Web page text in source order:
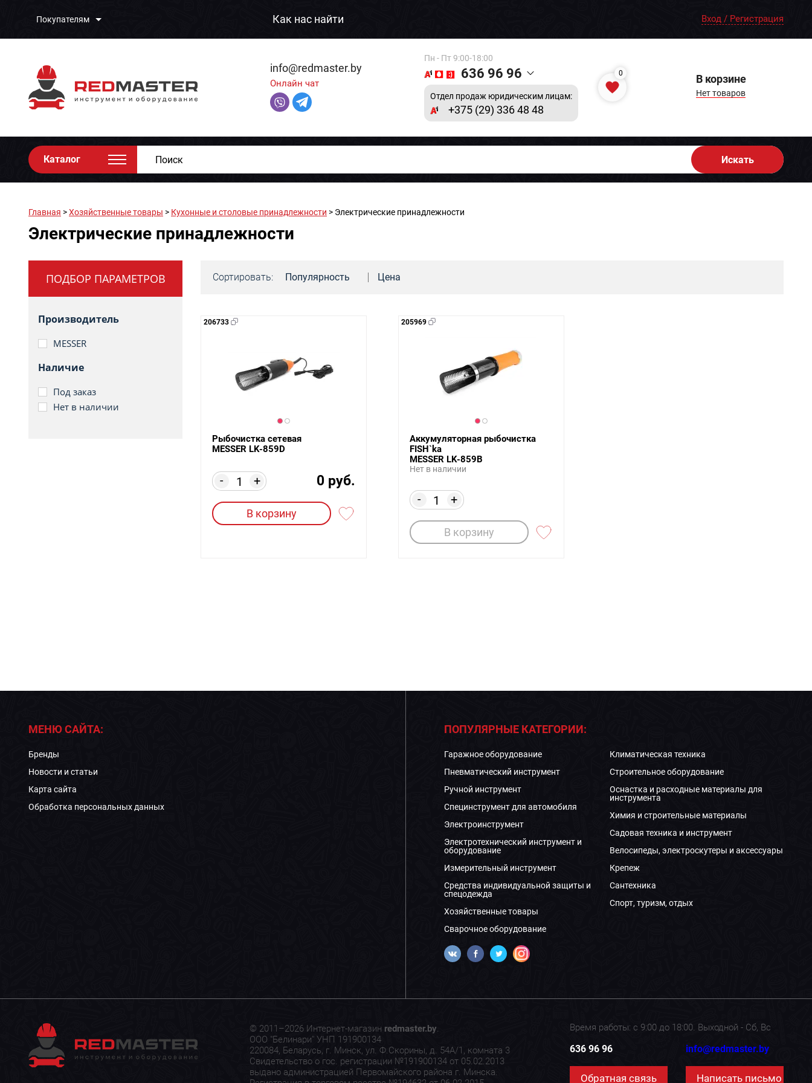
Покупателям Как нас найти Вход / Регистрация
info@redmaster.by
Онлайн чат
Пн - Пт 9:00-18:00
636 96 96
Отдел продаж юридическим лицам:
+375 (29) 336 48 48
0 В корзине
Нет товаров
Каталог Искать
Главная >Хозяйственные товары > Кухонные и столовые принадлежности > Электрические принадлежности
Электрические принадлежности
ПОДБОР ПАРАМЕТРОВ
Производитель
MESSER
Наличие
Под заказ
Нет в наличии
Сортировать: Популярность Цена
206733
Рыбочистка сетевая
MESSER LK-859D
+
- 0 руб.
В корзину
205969
Аккумуляторная рыбочистка
FISH`ka
MESSER LK-859B
Нет в наличии
+
-
В корзину
МЕНЮ САЙТА:
Бренды
Новости и статьи
Карта сайта
Обработка персональных данных
ПОПУЛЯРНЫЕ КАТЕГОРИИ:
Гаражное оборудование
Пневматический инструмент
Ручной инструмент
Специнструмент для автомобиля
Электроинструмент
Электротехнический инструмент и
оборудование
Измерительный инструмент
Средства индивидуальной защиты и
спецодежда
Хозяйственные товары
Сварочное оборудование
Климатическая техника
Строительное оборудование
Оснастка и расходные материалы для
инструмента
Химия и строительные материалы
Садовая техника и инструмент
Велосипеды, электроскутеры и аксессуары
Крепеж
Сантехника
Спорт, туризм, отдых
© 2011–2026 Интернет-магазин redmaster.by.
ООО "Белинари" УНП 191900134
220084, Беларусь, г. Минск, ул. Ф.Скорины, д. 54А/1, комната 3
Свидетельство о гос. регистрации №191900134 от 05.02.2013
выдано администрацией Первомайского района г. Минска.
Время работы: с 9:00 до 18:00. Выходной - Сб, Вс
636 96 96
Обратная связь
info@redmaster.by
Написать письмо